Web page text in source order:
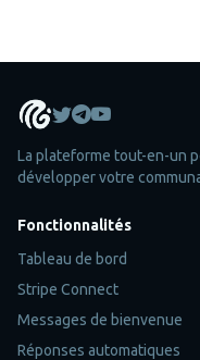
La plateforme tout-en-un
développer votre
Fonctionnalités
Tableau de bord
Stripe Connect
Messages de bienvenue
Réponses automatiques